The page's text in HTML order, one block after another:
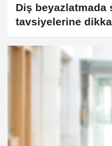
Diş beyazlatmada
tavsiyelerine